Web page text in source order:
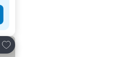
Přidat na seznam oblíbených hotelů